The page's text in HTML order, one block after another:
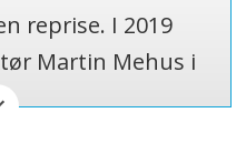
reprise. I 2019
Martin Mehus i
nye